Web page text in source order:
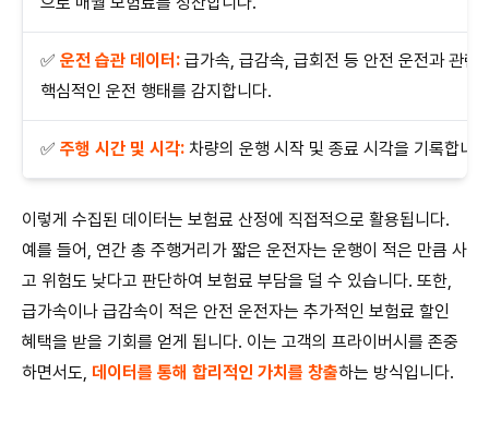
✅ 운전 습관 데이터: 급가속, 급감속, 급회전 등 안전 운전과 관련
핵심적인 운전 행태를 감지합니다.
✅ 주행 시간 및 시각: 차량의 운행 시작 및 종료 시각을 기록합니
이렇게 수집된 데이터는 보험료 산정에 직접적으로 활용됩니다.
예를 들어, 연간 총 주행거리가 짧은 운전자는 운행이 적은 만큼 사
고 위험도 낮다고 판단하여 보험료 부담을 덜 수 있습니다. 또한,
급가속이나 급감속이 적은 안전 운전자는 추가적인 보험료 할인
혜택을 받을 기회를 얻게 됩니다. 이는 고객의 프라이버시를 존중
하면서도, 데이터를 통해 합리적인 가치를 창출하는 방식입니다.